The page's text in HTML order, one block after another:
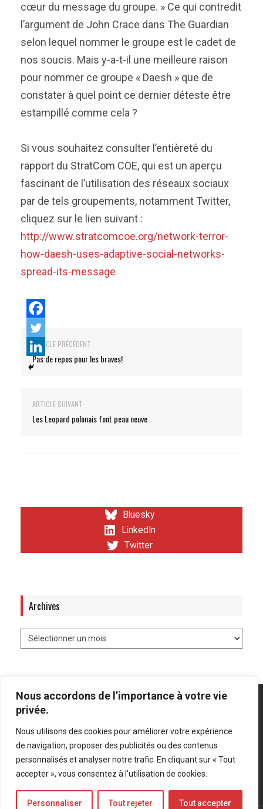
Nous accordons de l’importance à votre vie
privée.
Nous utilisons des cookies pour améliorer votre expérience
de navigation, proposer des publicités ou des contenus
personnalisés et analyser notre trafic. En cliquant sur « Tout
accepter », vous consentez à l’utilisation de cookies.
Personnaliser Tout rejeter Tout accepter
cœur du message du groupe. » Ce qui contredit
l’argument de John Crace dans The Guardian
selon lequel nommer le groupe est le cadet de
nos soucis. Mais y-a-t-il une meilleure raison
pour nommer ce groupe « Daesh » que de
constater à quel point ce dernier déteste être
estampillé comme cela ?
Si vous souhaitez consulter l’entièreté du
rapport du StratCom COE, qui est un aperçu
fascinant de l’utilisation des réseaux sociaux
par de tels groupements, notamment Twitter,
cliquez sur le lien suivant :
http://www.stratcomcoe.org/network-terror-
how-daesh-uses-adaptive-social-networks-
spread-its-message
ARTICLE PRÉCÉDENT
Pas de repos pour les braves!
ARTICLE SUIVANT
Les Leopard polonais font peau neuve
Bluesky
LinkedIn
Twitter
Archives
Mentions légales Politique de confidentialité
Bluesky
LinkedIn
Twitter